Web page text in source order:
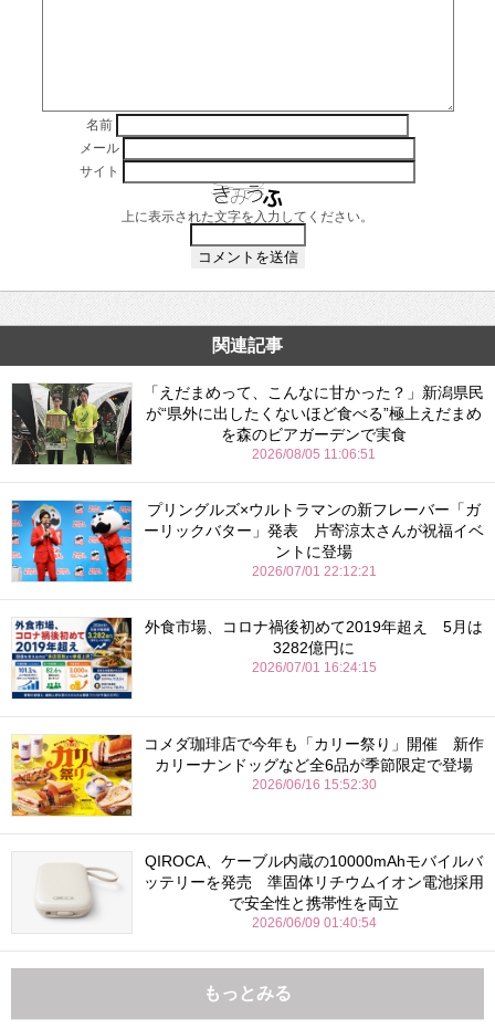
名前
メール
サイト
上に表示された文字を入力してください。
関連記事
「えだまめって、こんなに甘かった？」新潟県民
が“県外に出したくないほど食べる”極上えだまめ
を森のビアガーデンで実食
2026/08/05 11:06:51
プリングルズ×ウルトラマンの新フレーバー「ガ
ーリックバター」発表 片寄涼太さんが祝福イベ
ントに登場
2026/07/01 22:12:21
外食市場、コロナ禍後初めて2019年超え 5月は
3282億円に
2026/07/01 16:24:15
コメダ珈琲店で今年も「カリー祭り」開催 新作
カリーナンドッグなど全6品が季節限定で登場
2026/06/16 15:52:30
QIROCA、ケーブル内蔵の10000mAhモバイルバ
ッテリーを発売 準固体リチウムイオン電池採用
で安全性と携帯性を両立
2026/06/09 01:40:54
もっとみる